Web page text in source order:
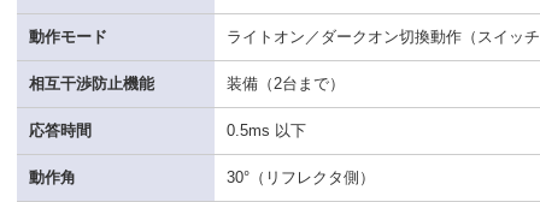
動作モード ライトオン／ダークオン切換動作（スイッ
相互干渉防止機能 装備（2台まで）
応答時間 0.5ms 以下
動作角 30°（リフレクタ側）